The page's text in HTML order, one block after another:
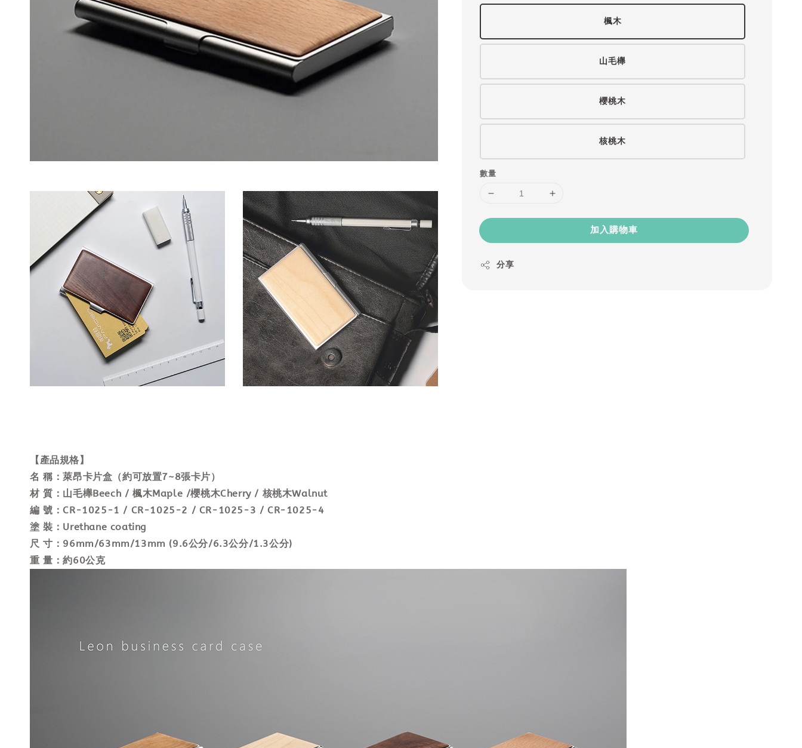
楓木
山毛櫸
櫻桃木
核桃木
數量
加入購物車
分享
【產品規格】
名 稱：萊昂卡片盒（約可放置7~8張卡片）
材 質：山毛櫸Beech / 楓木Maple /櫻桃木Cherry / 核桃木Walnut
編 號：CR-1025-1 / CR-1025-2 / CR-1025-3 / CR-1025-4
塗 裝：Urethane coating
尺 寸：96mm/63mm/13mm (9.6公分/6.3公分/1.3公分)
重 量：約60公克